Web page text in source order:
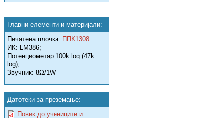
Главни елементи и материјали:
Печатена плочка: ППК1308
ИК: LM386;
Потенциометар 100k log (47k
log);
Звучник: 8Ω/1W
Датотеки за преземање:
Повик до учениците и